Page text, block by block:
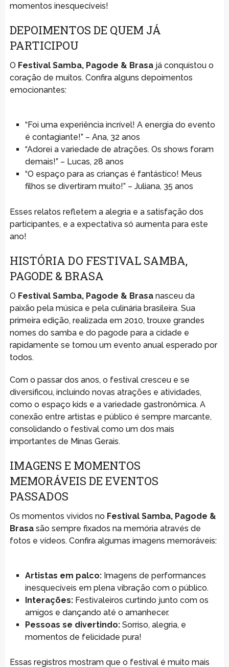
momentos inesquecíveis!
DEPOIMENTOS DE QUEM JÁ
PARTICIPOU
O Festival Samba, Pagode & Brasajá conquistou o
coração de muitos. Confira alguns depoimentos
emocionantes:
“Foi uma experiência incrível! A energia do evento
é contagiante!” – Ana, 32 anos
“Adorei a variedade de atrações. Os shows foram
demais!” – Lucas, 28 anos
“O espaço para as crianças é fantástico! Meus
filhos se divertiram muito!” – Juliana, 35 anos
Esses relatos refletem a alegria e a satisfação dos
participantes, e a expectativa só aumenta para este
ano!
HISTÓRIA DO FESTIVAL SAMBA,
PAGODE & BRASA
O Festival Samba, Pagode & Brasanasceu da
paixão pela música e pela culinária brasileira. Sua
primeira edição, realizada em 2010, trouxe grandes
nomes do samba e do pagode para a cidade e
rapidamente se tornou um evento anual esperado por
todos.
Com o passar dos anos, o festival cresceu e se
diversificou, incluindo novas atrações e atividades,
como o espaço kids e a variedade gastronômica. A
conexão entre artistas e público é sempre marcante,
consolidando o festival como um dos mais
importantes de Minas Gerais.
IMAGENS E MOMENTOS
MEMORÁVEIS DE EVENTOS
PASSADOS
Os momentos vividos no Festival Samba, Pagode &
Brasasão sempre fixados na memória através de
fotos e vídeos. Confira algumas imagens memoráveis:
Artistas em palco:Imagens de performances
inesquecíveis em plena vibração com o público.
Interações:Festivaleiros curtindo junto com os
amigos e dançando até o amanhecer.
Pessoas se divertindo:Sorriso, alegria, e
momentos de felicidade pura!
Essas registros mostram que o festival é muito mais